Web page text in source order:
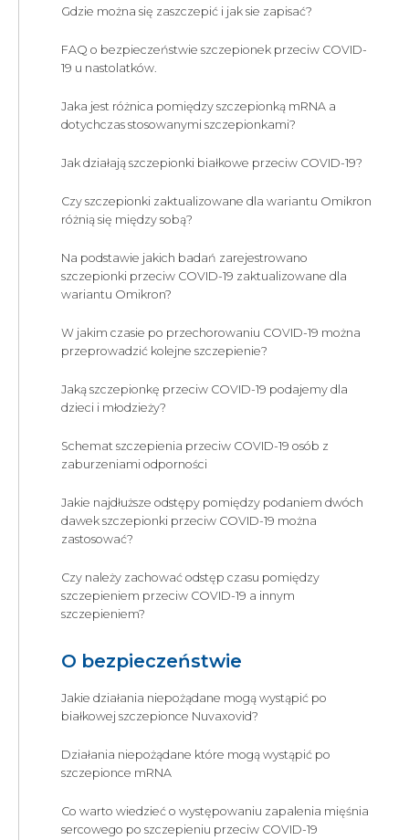
Gdzie można się zaszczepić i jak sie zapisać?
FAQ o bezpieczeństwie szczepionek przeciw COVID-
19 u nastolatków.
Jaka jest różnica pomiędzy szczepionką mRNA a
dotychczas stosowanymi szczepionkami?
Jak działają szczepionki białkowe przeciw COVID-19?
Czy szczepionki zaktualizowane dla wariantu Omikron
różnią się między sobą?
Na podstawie jakich badań zarejestrowano
szczepionki przeciw COVID-19 zaktualizowane dla
wariantu Omikron?
W jakim czasie po przechorowaniu COVID-19 można
przeprowadzić kolejne szczepienie?
Jaką szczepionkę przeciw COVID-19 podajemy dla
dzieci i młodzieży?
Schemat szczepienia przeciw COVID-19 osób z
zaburzeniami odporności
Jakie najdłuższe odstępy pomiędzy podaniem dwóch
dawek szczepionki przeciw COVID-19 można
zastosować?
Czy należy zachować odstęp czasu pomiędzy
szczepieniem przeciw COVID-19 a innym
szczepieniem?
O bezpieczeństwie
Jakie działania niepożądane mogą wystąpić po
białkowej szczepionce Nuvaxovid?
Działania niepożądane które mogą wystąpić po
szczepionce mRNA
Co warto wiedzieć o występowaniu zapalenia mięśnia
sercowego po szczepieniu przeciw COVID-19